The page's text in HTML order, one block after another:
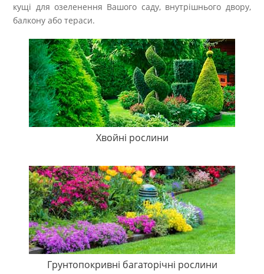
кущі для озеленення Вашого саду, внутрішнього двору,
балкону або тераси.
Хвойні рослини
Грунтопокривні багаторічні рослини